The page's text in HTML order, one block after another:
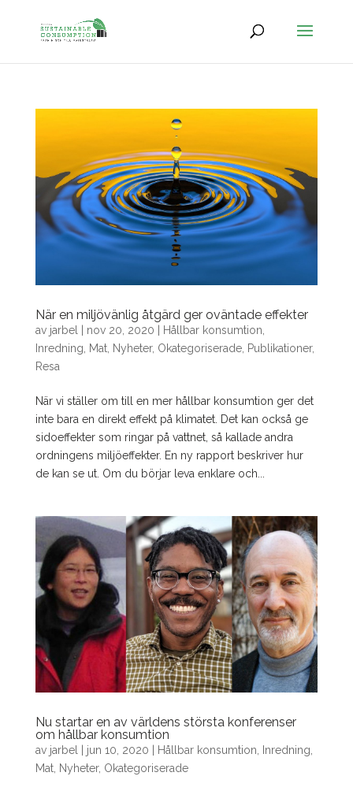
När en miljövänlig åtgärd ger oväntade effekter
av jarbel nov 20, 2020 Hållbar konsumtion
Inredning
Mat, Nyheter, Okategoriserade, Publikationer,
Resa
När vi ställer om till en mer hållbar konsumtion ger det
inte bara en direkt effekt på klimatet. Det kan också ge
sidoeffekter som ringar på vattnet, så kallade andra
ordningens miljöeffekter. En ny rapport beskriver hur
de kan se ut. Om du börjar leva enklare och...
Nu startar en av världens största konferenser
om hållbar konsumtion
av jarbel jun 10, 2020 Hållbar konsumtion Inredning
Mat, Nyheter, Okategoriserade